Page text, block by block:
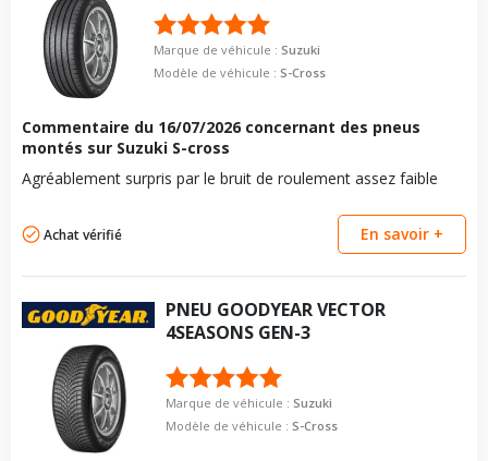
Marque de véhicule :Suzuki
Modèle de véhicule :S-Cross
Commentaire du 16/07/2026 concernant des pneus
montés sur Suzuki S-cross
Agréablement surpris par le bruit de roulement assez faible
Achat vérifié En savoir +
PNEU GOODYEARVECTOR
4SEASONS GEN-3
Marque de véhicule :Suzuki
Modèle de véhicule :S-Cross